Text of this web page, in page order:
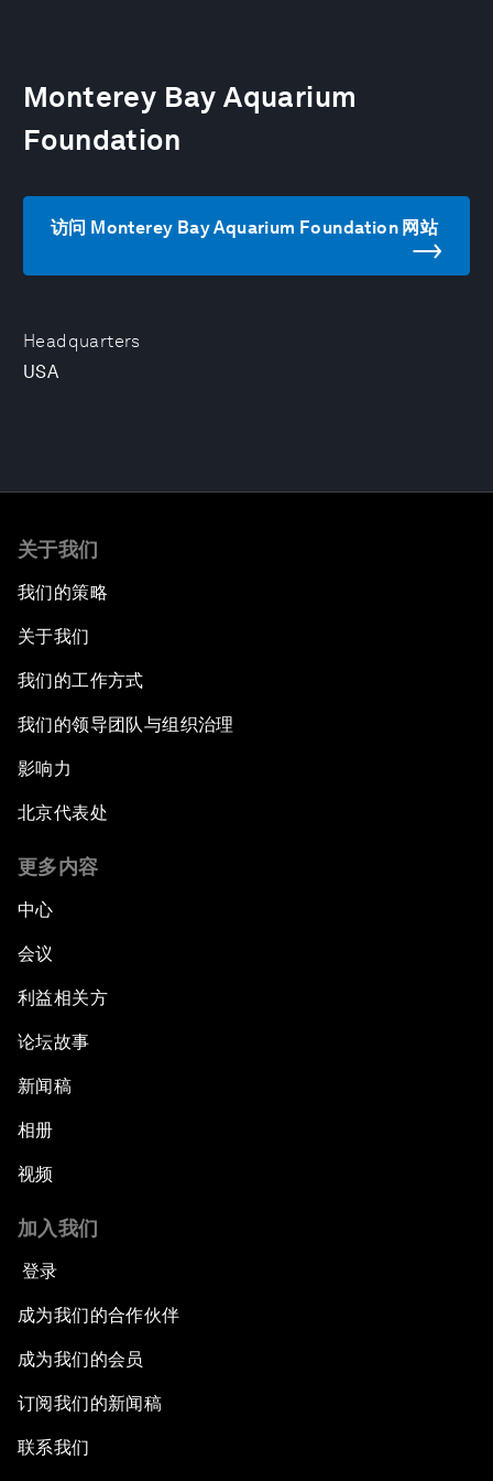
Headquarters
USA
Monterey Bay Aquarium
Foundation
访问 Monterey Bay Aquarium Foundation 网站
关于我们
我们的策略
关于我们
我们的工作方式
我们的领导团队与组织治理
影响力
北京代表处
更多内容
中心
会议
利益相关方
论坛故事
新闻稿
相册
视频
加入我们
登录
成为我们的合作伙伴
成为我们的会员
订阅我们的新闻稿
联系我们